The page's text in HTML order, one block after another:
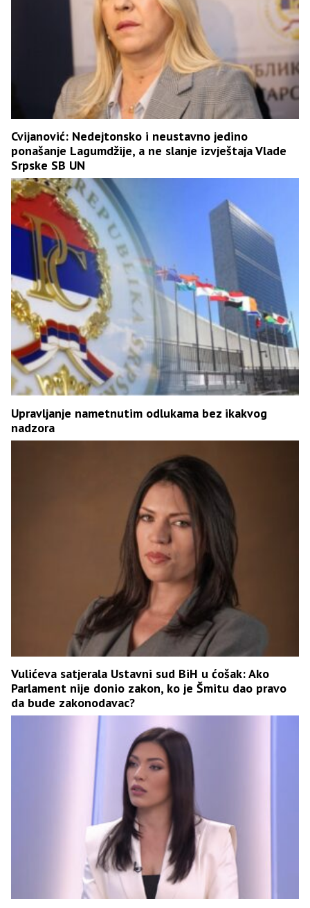
Cvijanović: Nedejtonsko i neustavno jedino
ponašanje Lagumdžije, a ne slanje izvještaja Vlade
Srpske SB UN
Upravljanje nametnutim odlukama bez ikakvog
nadzora
Vulićeva satjerala Ustavni sud BiH u ćošak: Ako
Parlament nije donio zakon, ko je Šmitu dao pravo
da bude zakonodavac?